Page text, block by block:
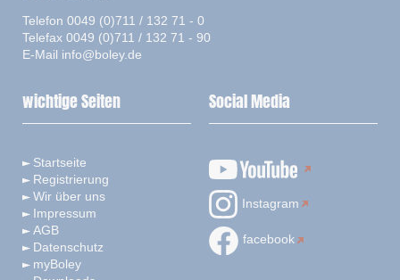
Telefon 0049 (0)711 / 132 71 - 0
Telefax 0049 (0)711 / 132 71 - 90
E-Mail info@boley.de
wichtige Seiten
Startseite
Registrierung
Wir über uns
Impressum
AGB
Datenschutz
myBoley
Social Media
Instagram
facebook